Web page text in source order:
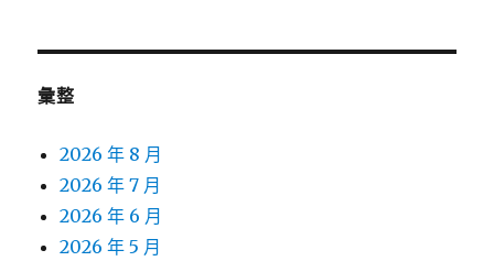
彙整
2026 年 8 月
2026 年 7 月
2026 年 6 月
2026 年 5 月